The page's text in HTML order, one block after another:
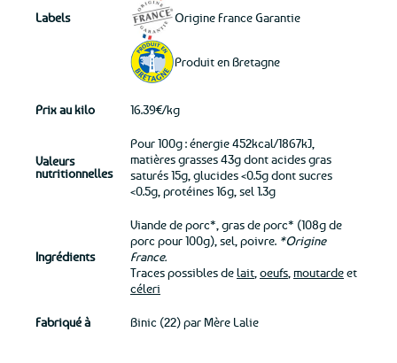
Labels Origine France Garantie
Produit en Bretagne
Prix au kilo 16.39€/kg
Valeurs
nutritionnelles
Pour 100g : énergie 452kcal/1867kJ,
matières grasses 43g dont acides gras
saturés 15g, glucides <0.5g dont sucres
<0.5g, protéines 16g, sel 1.3g
Ingrédients
Viande de porc*, gras de porc* (108g de
porc pour 100g), sel, poivre. *Origine
France.
Traces possibles delait oeufs moutardeet
céleri
Fabriqué à Binic (22) par Mère Lalie